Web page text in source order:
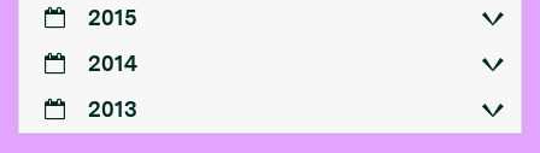
2015
2014
2013